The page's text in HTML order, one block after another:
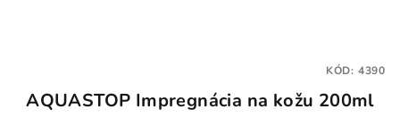
AQUASTOP Impregnácia na kožu 200ml
KÓD: 4390